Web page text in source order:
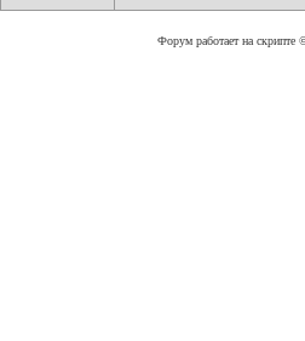
Форум работает на скрипте